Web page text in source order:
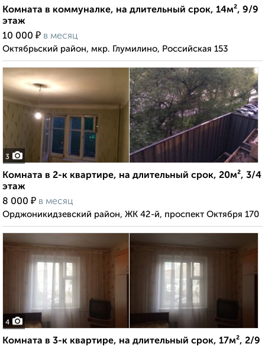
Комната в коммуналке, на длительный срок, 14м², 9/9
этаж
10 000 ₽ в месяц
Октябрьский район, мкр. Глумилино, Российская 153
3
Комната в 2-к квартире, на длительный срок, 20м², 3/4
этаж
8 000 ₽ в месяц
Орджоникидзевский район, ЖК 42-й, проспект Октября 170
4
Комната в 3-к квартире, на длительный срок, 17м², 2/9